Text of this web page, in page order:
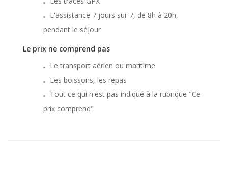
L'assistance 7 jours sur 7, de 8h à 20h,
pendant le séjour
Le prix ne comprend pas
Le transport aérien ou maritime
Les boissons, les repas
Tout ce qui n'est pas indiqué à la rubrique "Ce
prix comprend"